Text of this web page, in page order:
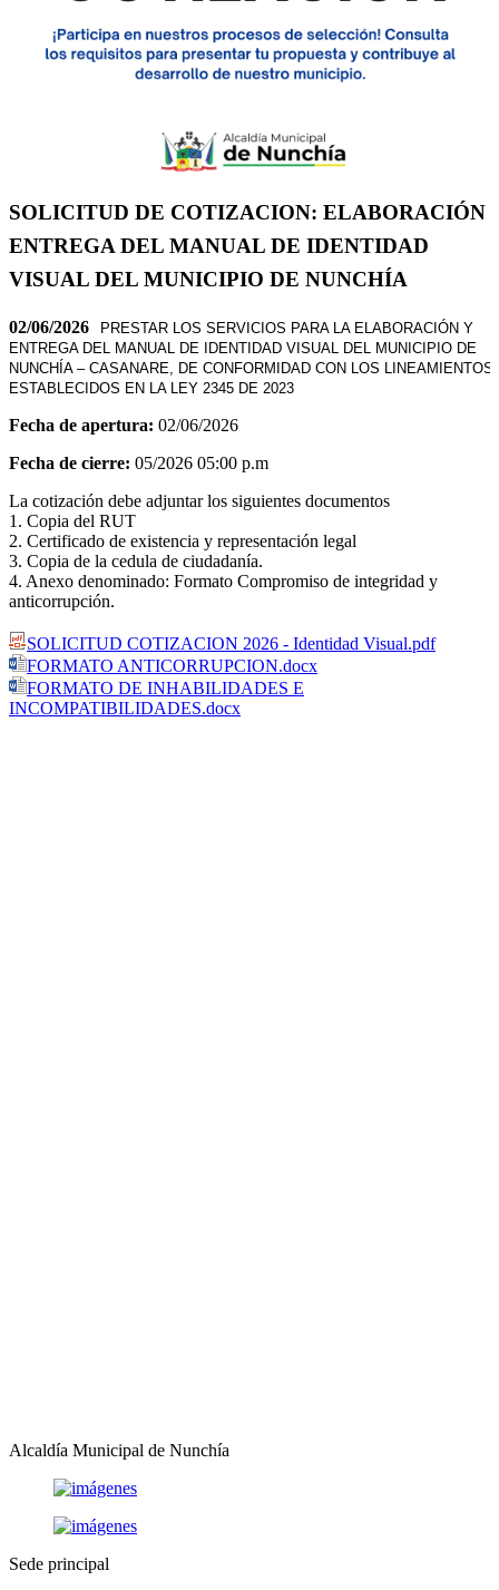
SOLICITUD DE COTIZACION: ELABORACIÓN
ENTREGA DEL MANUAL DE IDENTIDAD
VISUAL DEL MUNICIPIO DE NUNCHÍA
02/06/2026
PRESTAR LOS SERVICIOS PARA LA ELABORACIÓN Y
ENTREGA DEL MANUAL DE IDENTIDAD VISUAL DEL MUNICIPIO DE
NUNCHÍA – CASANARE, DE CONFORMIDAD CON LOS LINEAMIENTOS
ESTABLECIDOS EN LA LEY 2345 DE 2023
Fecha de apertura: 02/06/2026
Fecha de cierre: 05/2026 05:00 p.m
La cotización debe adjuntar los siguientes documentos
1. Copia del RUT
2. Certificado de existencia y representación legal
3. Copia de la cedula de ciudadanía.
4. Anexo denominado: Formato Compromiso de integridad y
anticorrupción.
SOLICITUD COTIZACION 2026 - Identidad Visual.pdf
FORMATO ANTICORRUPCION.docx
FORMATO DE INHABILIDADES E
INCOMPATIBILIDADES.docx
Alcaldía Municipal de Nunchía
Sede principal